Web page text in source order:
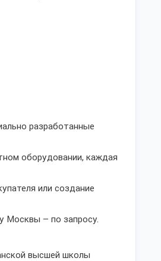
разработанные
оборудовании, каждая
или создание
Москвы – по запросу.
высшей школы